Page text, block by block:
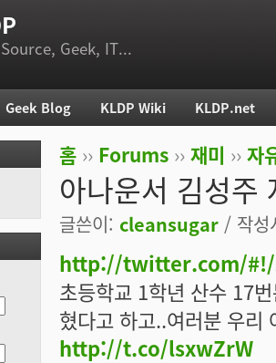
Geek, IT...
현재 위치
홈 ›› Forums ›› 재미 ›› 자
아나운서 김성주
글쓴이: cleansugar / 작
http://twitter.com/#!/
초등학교 1학년 산수 17
혔다고 하고..여러분 우리
http://t.co/lsxwZrW
Geek Blog KLDP Wiki KLDP.net